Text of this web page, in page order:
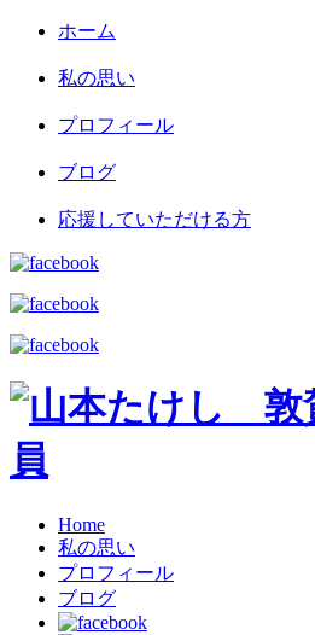
ホーム
私の思い
プロフィール
ブログ
応援していただける方
Home
私の思い
プロフィール
ブログ